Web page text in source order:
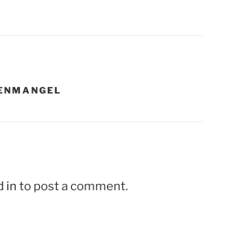
in to post a comment.